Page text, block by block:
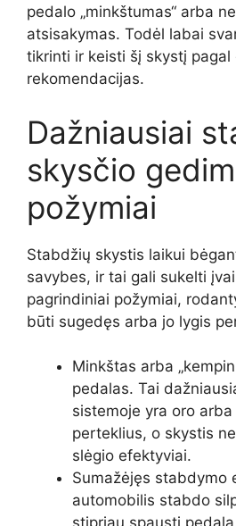
pedalo „minkštumas“ arba
atsisakymas. Todėl labai
tikrinti ir keisti šį skystį pagal
rekomendacijas.
Dažniausiai
skysčio
požymiai
Stabdžių skystis laikui
savybes, ir tai gali sukelti
pagrindiniai požymiai,
būti sugedęs arba jo lygis
Minkštas arba
pedalas. Tai
sistemoje yra oro
perteklius, o skystis
slėgio efektyviai.
Sumažėjęs stabdymo
automobilis stabdo